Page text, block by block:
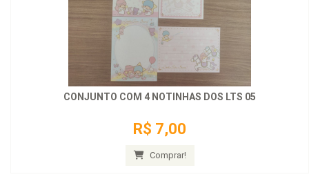
CONJUNTO COM 4 NOTINHAS DOS LTS 05
R$ 7,00
Comprar!